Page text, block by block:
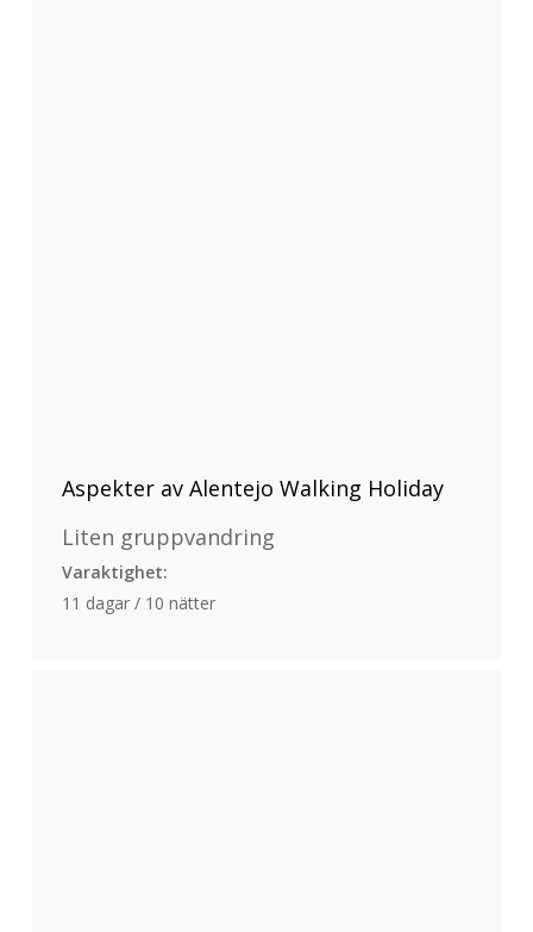
Aspekter av Alentejo Walking Holiday
Liten gruppvandring
Varaktighet:
11 dagar / 10 nätter